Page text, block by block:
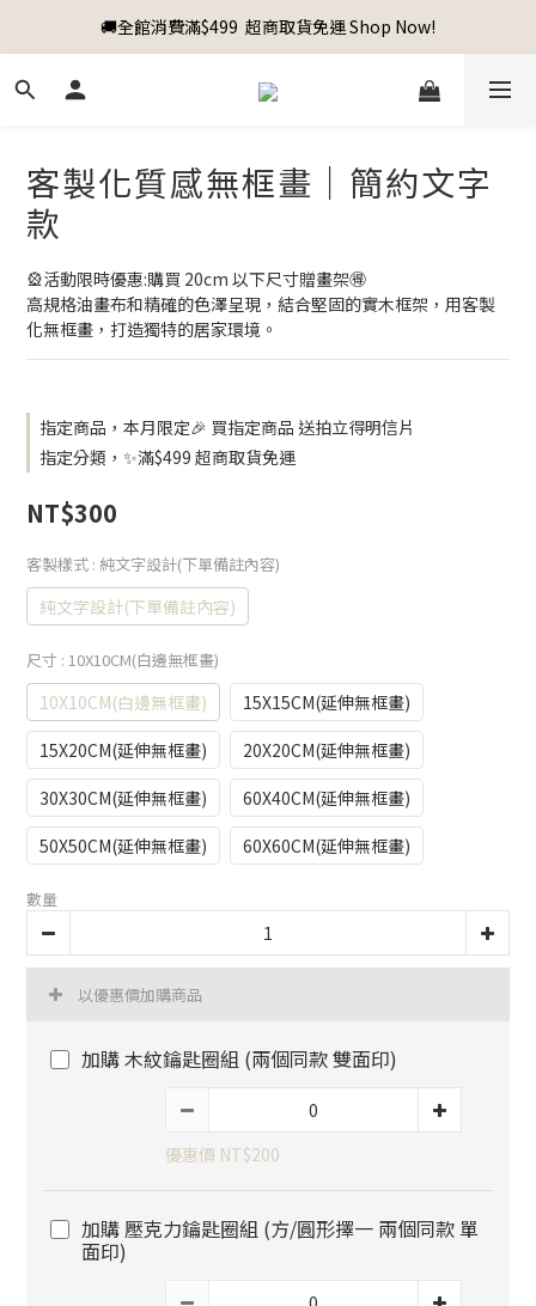
🚚全館消費滿$499  超商取貨免運 Shop Now!
客製化質感無框畫｜簡約文字
款
🎡活動限時優惠:購買 20cm 以下尺寸贈畫架🉐
高規格油畫布和精確的色澤呈現，結合堅固的實木框架，用客製
化無框畫，打造獨特的居家環境。
指定商品，本月限定🎉 買指定商品 送拍立得明信片
指定分類，✨滿$499 超商取貨免運
NT$300
客製樣式 : 純文字設計(下單備註內容)
純文字設計(下單備註內容)
尺寸 : 10X10CM(白邊無框畫)
10X10CM(白邊無框畫)
15X15CM(延伸無框畫)
15X20CM(延伸無框畫)
20X20CM(延伸無框畫)
30X30CM(延伸無框畫)
60X40CM(延伸無框畫)
50X50CM(延伸無框畫)
60X60CM(延伸無框畫)
數量
以優惠價加購商品
加購 木紋鑰匙圈組 (兩個同款 雙面印)
優惠價 NT$200
加購 壓克力鑰匙圈組 (方/圓形擇一 兩個同款 單
面印)